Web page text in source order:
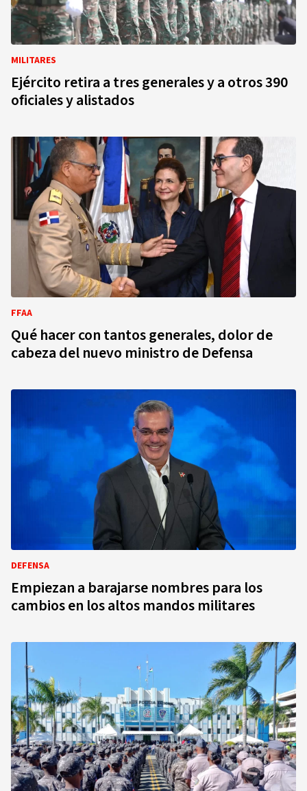
MILITARES
Ejército retira a tres generales y a otros 390
oficiales y alistados
FFAA
Qué hacer con tantos generales, dolor de
cabeza del nuevo ministro de Defensa
DEFENSA
Empiezan a barajarse nombres para los
cambios en los altos mandos militares